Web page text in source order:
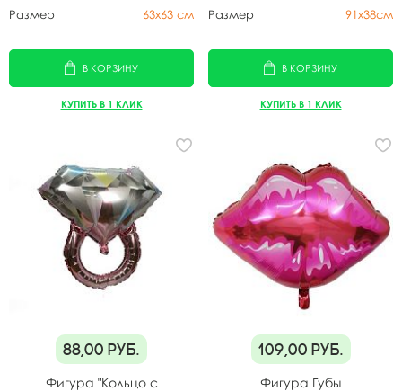
Размер 63х63 см
В КОРЗИНУ
КУПИТЬ В 1 КЛИК
Размер 91х38см
В КОРЗИНУ
КУПИТЬ В 1 КЛИК
88,00 руб.
Фигура "Кольцо с
109,00 руб.
Фигура Губы